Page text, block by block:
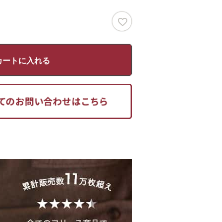
ートに入れる